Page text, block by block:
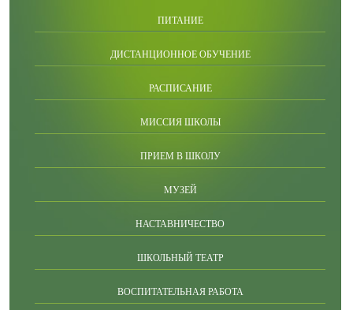
ПИТАНИЕ
ДИСТАНЦИОННОЕ ОБУЧЕНИЕ
РАСПИСАНИЕ
МИССИЯ ШКОЛЫ
ПРИЕМ В ШКОЛУ
МУЗЕЙ
НАСТАВНИЧЕСТВО
ШКОЛЬНЫЙ ТЕАТР
ВОСПИТАТЕЛЬНАЯ РАБОТА